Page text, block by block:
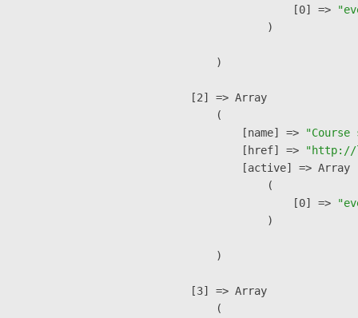
                    [0] =>
                )
        )
    [2] => Array
        (
            [name] =>
            [href] =>
"http://
            [active] => Array
                (
                    [0] =>
                )
        )
    [3] => Array
        (